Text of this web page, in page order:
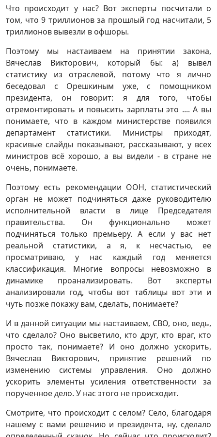
Что происходит у нас? Вот эксперты посчитали о
том, что 9 триллионов за прошлый год насчитали, 5
триллионов вывезли в офшоры.
Поэтому мы настаиваем на принятии закона,
Вячеслав Викторович, который бы: а) вывел
статистику из отраслевой, потому что я лично
беседовал с Орешкиным уже, с помощником
президента, он говорит: я для того, чтобы
отремонтировать и повысить зарплаты это .... А вы
понимаете, что в каждом министерстве появился
департамент статистики. Министры приходят,
красивые слайды показывают, рассказывают, у всех
министров всё хорошо, а вы видели - в стране не
очень, понимаете.
Поэтому есть рекомендации ООН, статистический
орган не может подчиняться даже руководителю
исполнительной власти в лице Председателя
правительства. Он функционально может
подчиняться только премьеру. А если у вас нет
реальной статистики, а я, к несчастью, ее
просматриваю, у нас каждый год меняется
классификация. Многие вопросы невозможно в
динамике проанализировать. Вот эксперты
анализировали год, чтобы вот таблицы вот эти и
чуть позже покажу вам, сделать, понимаете?
И в данной ситуации мы настаиваем, СВО, оно, ведь,
что сделало? Оно высветило, кто друг, кто враг, кто
просто так, понимаете? И оно должно ускорить,
Вячеслав Викторович, принятие решений по
изменению системы управления. Оно должно
ускорить элементы усиления ответственности за
порученное дело. У нас этого не происходит.
Смотрите, что происходит с селом? Село, благодаря
нашему с вами решению и президента, ну, сделало